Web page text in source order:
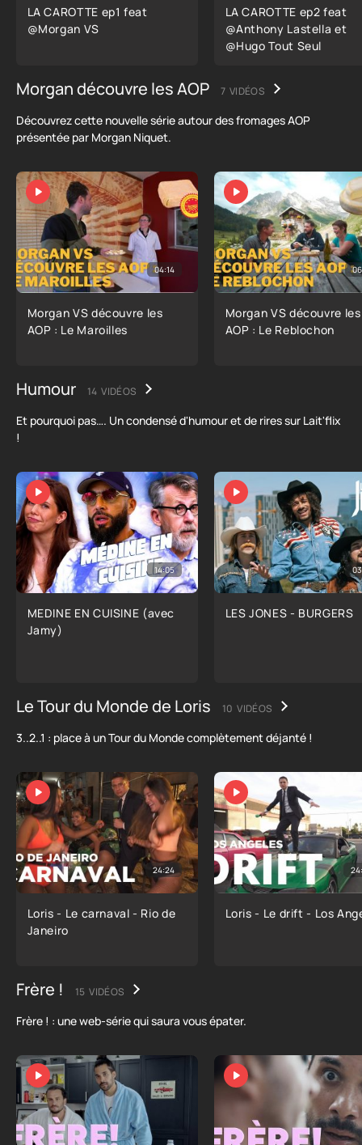
LA CAROTTE ep1 feat
@Morgan VS
LA CAROTTE ep2 feat
@Anthony Lastella et
@Hugo Tout Seul ​
Morgan découvre les AOP 7 VIDÉOS
Découvrez cette nouvelle série autour des fromages AOP
présentée par Morgan Niquet.
04:14
Morgan VS découvre les
AOP : Le Maroilles
Morgan VS découvre les
AOP : Le Reblochon
Humour 14 VIDÉOS
Et pourquoi pas…. Un condensé d'humour et de rires sur Lait'flix
!
14:05
MEDINE EN CUISINE (avec
Jamy)
LES JONES - BURGERS
Le Tour du Monde de Loris 10 VIDÉOS
3..2..1 : place à un Tour du Monde complètement déjanté !
24:24
Loris - Le carnaval - Rio de
Janeiro
Loris - Le drift - Los
Frère ! 15 VIDÉOS
Frère ! : une web-série qui saura vous épater.